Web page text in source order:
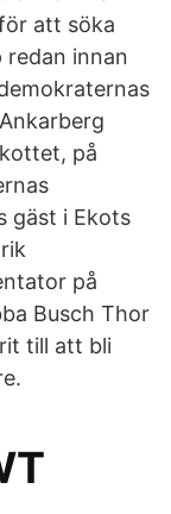
att söka
redan innan
på
gäst i Ekots
på
Busch Thor
till att bli